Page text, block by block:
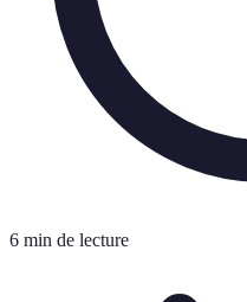
6 min de lecture